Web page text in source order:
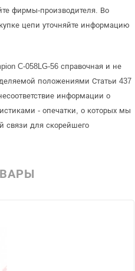
фирмы-производителя. Во
цепи уточняйте информацию
C-058LG-56 справочная и не
положениями Статьи 437
информации о
- опечатки, о которых мы
связи для скорейшего